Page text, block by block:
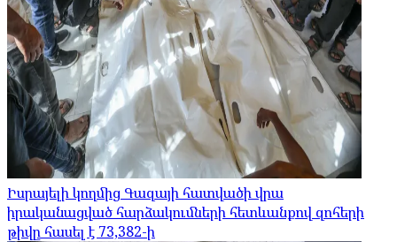
Իսրայելի կողմից Գազայի հատվածի վրա
իրականացված հարձակումների հետևանքով զոհերի
թիվը հասել է 73,382-ի